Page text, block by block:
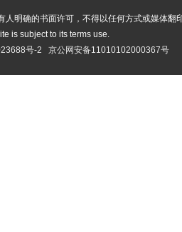
人明确的书面许可，不得以任何方式或媒体翻
is subject to its terms use.
号-2
京公网安备11010102000367号